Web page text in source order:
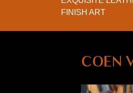
FINISH ART
Coen